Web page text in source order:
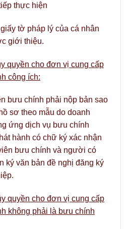
thực hiện
tờ pháp lý của cá nhân
giới thiệu.
quyền cho đơn vị cung cấp
công ích:
bưu chính phải nộp bản sao
sơ theo mẫu do doanh
ứng dịch vụ bưu chính
hành có chữ ký xác nhận
bưu chính và người có
ký văn bản đề nghị đăng ký
quyền cho đơn vị cung cấp
không phải là bưu chính